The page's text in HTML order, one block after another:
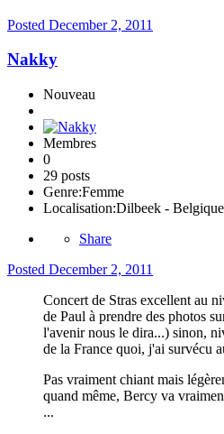
Posted December 2, 2011
Nakky
Nouveau
Membres
0
29 posts
Genre:Femme
Localisation:Dilbeek - Belgique
Share
Posted December 2, 2011
Concert de Stras excellent au
de Paul à prendre des photos
l'avenir nous le dira...) sinon,
de la France quoi, j'ai survécu
Pas vraiment chiant mais
quand même, Bercy va
...